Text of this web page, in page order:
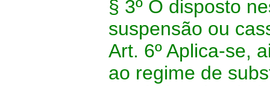
§ 3º O disposto
suspensão ou
Art. 6º Aplica-se,
ao regime de